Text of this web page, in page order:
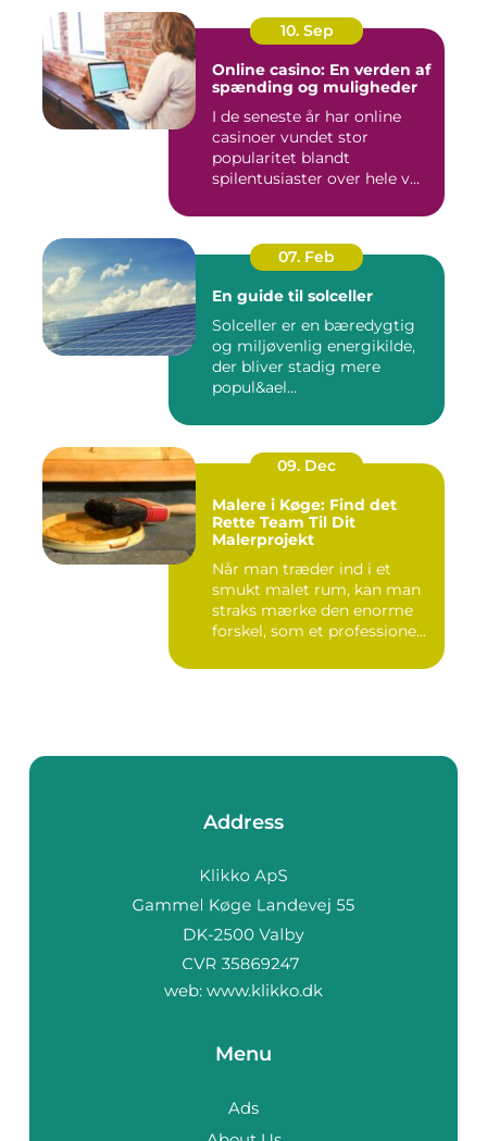
10. Sep
Online casino: En verden af
spænding og muligheder
I de seneste år har online
casinoer vundet stor
popularitet blandt
spilentusiaster over hele v...
07. Feb
En guide til solceller
Solceller er en bæredygtig
og miljøvenlig energikilde,
der bliver stadig mere
popul&ael...
09. Dec
Malere i Køge: Find det
Rette Team Til Dit
Malerprojekt
Når man træder ind i et
smukt malet rum, kan man
straks mærke den enorme
forskel, som et professione...
Address
web: www.klikko.dk
Menu
Ads